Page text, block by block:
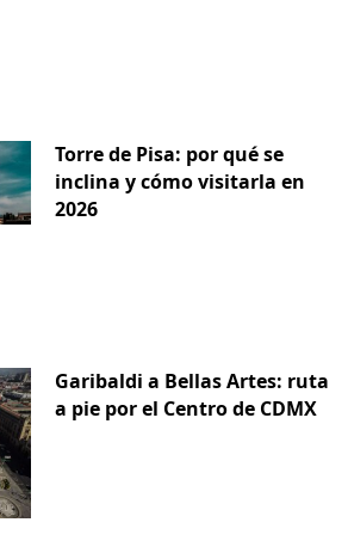
Torre de Pisa: por qué se
inclina y cómo visitarla en
2026
Garibaldi a Bellas Artes: ruta
a pie por el Centro de CDMX